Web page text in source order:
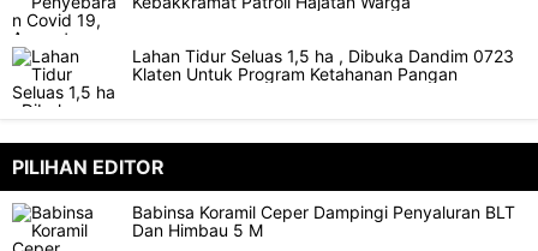
Lahan Tidur Seluas 1,5 ha , Dibuka Dandim 0723
Klaten Untuk Program Ketahanan Pangan
PILIHAN EDITOR
Babinsa Koramil Ceper Dampingi Penyaluran BLT
Dan Himbau 5 M